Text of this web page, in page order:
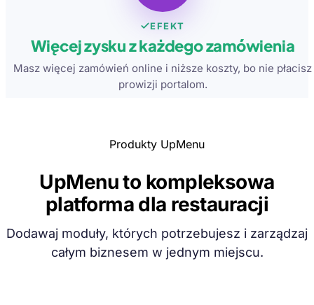
EFEKT
Więcej zysku z każdego zamówienia
Masz więcej zamówień online i niższe koszty, bo nie płacisz
prowizji portalom.
Produkty UpMenu
UpMenu to kompleksowa
platforma dla restauracji
Dodawaj moduły, których potrzebujesz i zarządzaj
całym biznesem w jednym miejscu.